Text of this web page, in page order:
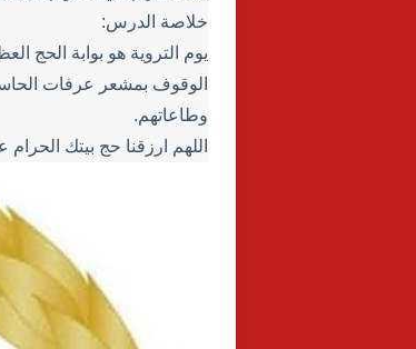
خلاصة الدرس:
يوم التروية هو بوابة الحج
الوقوف بمشعر عرفات
وطاعاتهم.
اللهم ارزقنا حج بيتك الحرام